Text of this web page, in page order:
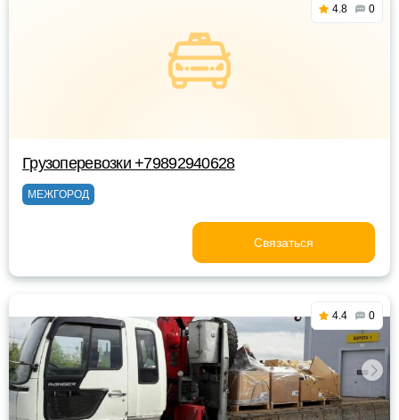
4.8 0
Грузоперевозки +79892940628
МЕЖГОРОД
Связаться
4.4 0